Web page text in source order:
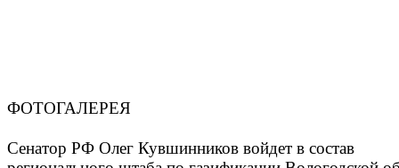
ФОТОГАЛЕРЕЯ
Сенатор РФ Олег Кувшинников войдет в состав